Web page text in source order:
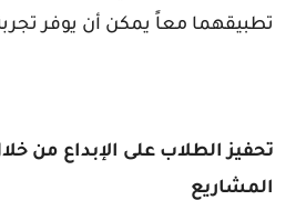
تطبيقهما معاً يمكن أن يوفر
تحفيز الطلاب على الإبداع من
المشاريع